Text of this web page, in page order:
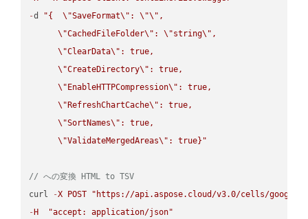
-d "{ \"SaveFormat\" : \"\" ,
\"CachedFileFolder\" : \"string\" ,
\"ClearData\" : true,
\"CreateDirectory\" : true,
\" EnableHTTPCompression\" : true,
\" RefreshChartCache\" : true,
\"SortNames\" : true,
\"ValidateMergedAreas\" : true}"
// への変換 HTML to TSV
curl
-X POST
"https://api.aspose.cloud/v3.0/cells/
- H
"accept: application/json"